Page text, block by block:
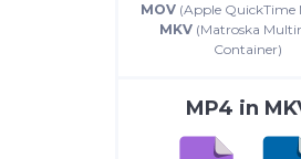
MOV(Apple QuickTime
MKV (Matroska
Container)
MP4 in